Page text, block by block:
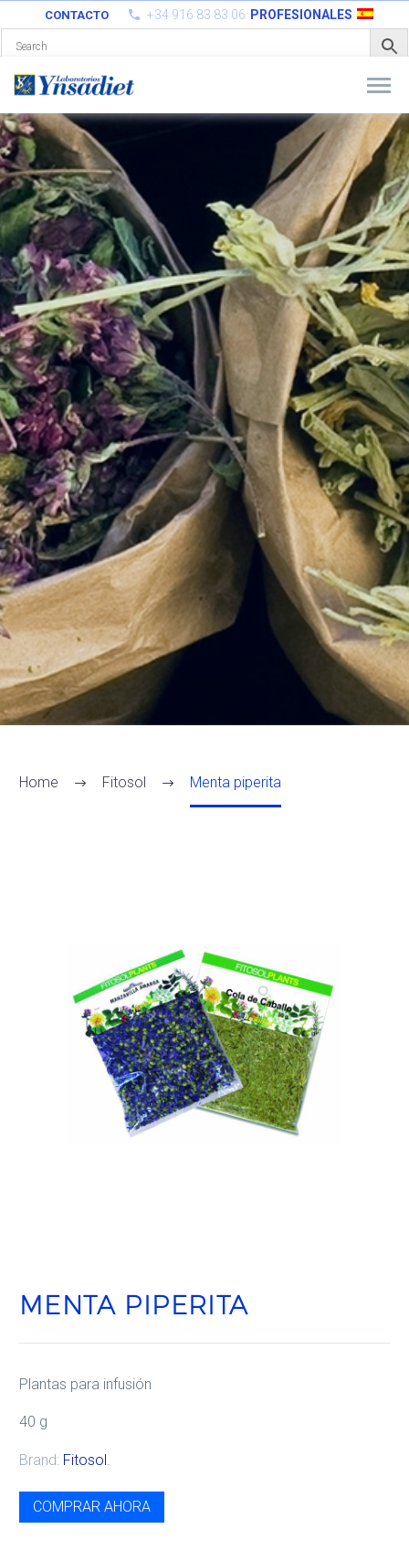
CONTACTO +34 916 83 83 06 PROFESIONALES
Home Fitosol Menta piperita
MENTA PIPERITA
Plantas para infusión
40 g
Brand: Fitosol.
COMPRAR AHORA